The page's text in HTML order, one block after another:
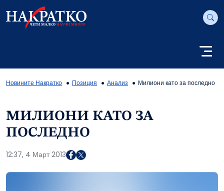
Новините Накратко Позиция Анализ Милиони като за последно
МИЛИОНИ КАТО ЗА
ПОСЛЕДНО
12:37, 4 Март 2013